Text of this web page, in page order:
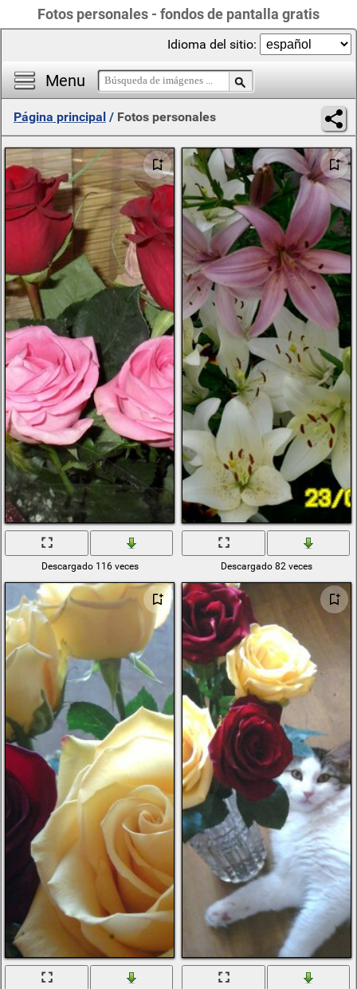
Fotos personales - fondos de pantalla gratis
Menu
Idioma del sitio:
Página principal / Fotos personales
Descargado 116 veces Descargado 82 veces